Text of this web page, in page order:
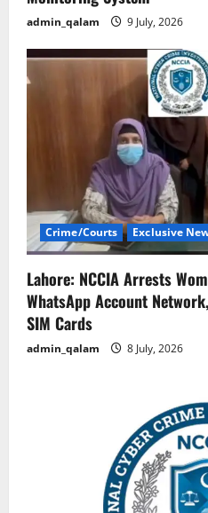
admin_qalam 9 July, 2026
Crime/Courts Exclusive
Lahore: NCCIA Arrests
WhatsApp Account
SIM Cards
admin_qalam 8 July, 2026